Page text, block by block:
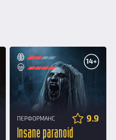
14+
ПЕРФОРМАНС 9.9
Insane paranoid